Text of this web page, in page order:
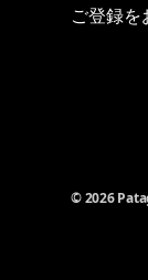
ご登録を
© 2026